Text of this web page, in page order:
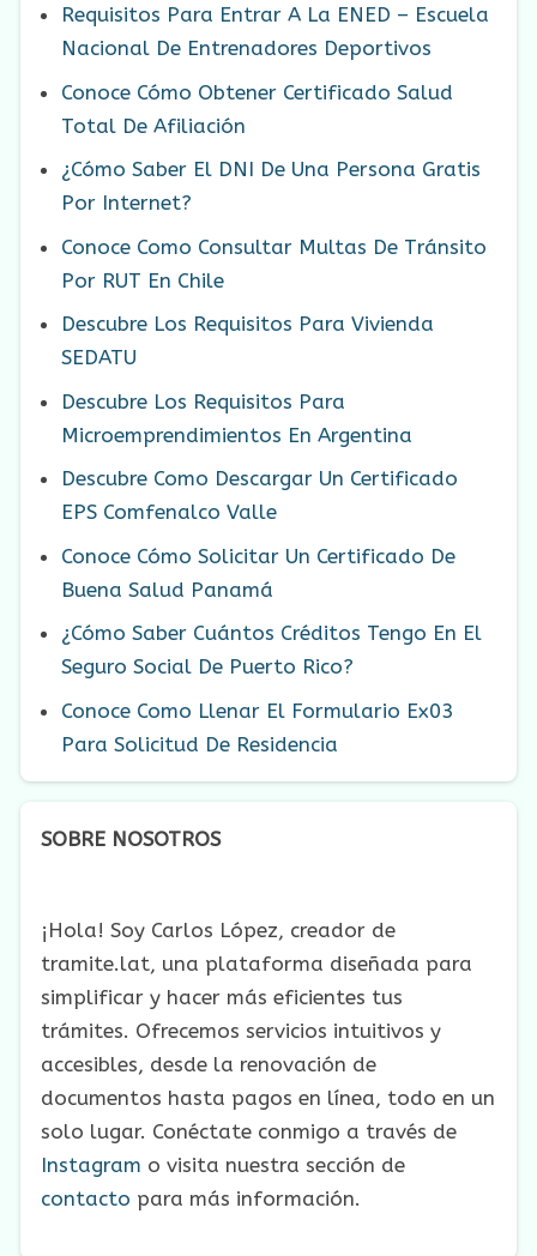
Requisitos Para Entrar A La ENED – Escuela
Nacional De Entrenadores Deportivos
Conoce Cómo Obtener Certificado Salud
Total De Afiliación
¿Cómo Saber El DNI De Una Persona Gratis
Por Internet?
Conoce Como Consultar Multas De Tránsito
Por RUT En Chile
Descubre Los Requisitos Para Vivienda
SEDATU
Descubre Los Requisitos Para
Microemprendimientos En Argentina
Descubre Como Descargar Un Certificado
EPS Comfenalco Valle
Conoce Cómo Solicitar Un Certificado De
Buena Salud Panamá
¿Cómo Saber Cuántos Créditos Tengo En El
Seguro Social De Puerto Rico?
Conoce Como Llenar El Formulario Ex03
Para Solicitud De Residencia
SOBRE NOSOTROS
¡Hola! Soy Carlos López, creador de
tramite.lat, una plataforma diseñada para
simplificar y hacer más eficientes tus
trámites. Ofrecemos servicios intuitivos y
accesibles, desde la renovación de
documentos hasta pagos en línea, todo en un
solo lugar. Conéctate conmigo a través de
Instagram o visita nuestra sección de
contacto para más información.